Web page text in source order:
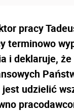
pracy
terminowo
i deklaruje,
udzielić